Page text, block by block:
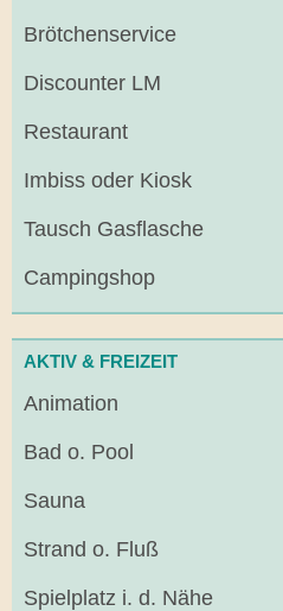
Brötchenservice
Discounter LM
Restaurant
Imbiss oder Kiosk
Tausch Gasflasche
Campingshop
AKTIV & FREIZEIT
Animation
Bad o. Pool
Sauna
Strand o. Fluß
Spielplatz i. d. Nähe